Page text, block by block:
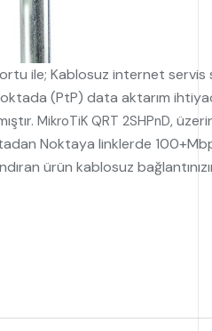
ile; Kablosuz internet servis
(PtP) data aktarım
MikroTiK QRT 2SHPnD,
Noktaya linklerde
ürün kablosuz